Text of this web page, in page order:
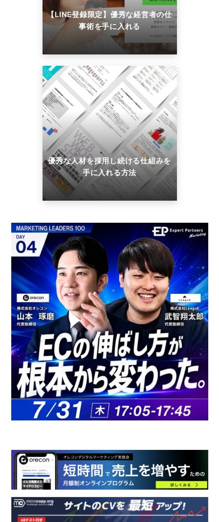
【LINE登録限定】優秀な経営者の仕
事術を手に入れる
優秀な人材を採用し続ける仕組みを
手に入れる方法